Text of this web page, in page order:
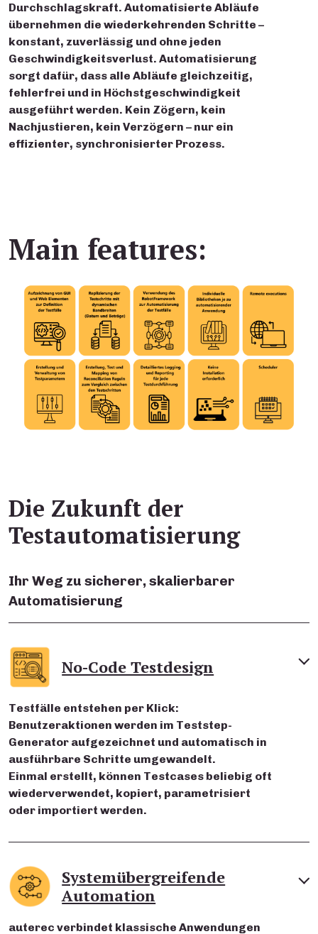
Durchschlagskraft. Automatisierte Abläufe
übernehmen die wiederkehrenden Schritte –
konstant, zuverlässig und ohne jeden
Geschwindigkeitsverlust. Automatisierung
sorgt dafür, dass alle Abläufe gleichzeitig,
fehlerfrei und in Höchstgeschwindigkeit
ausgeführt werden. Kein Zögern, kein
Nachjustieren, kein Verzögern – nur ein
effizienter, synchronisierter Prozess.
Main features:
Die Zukunft der
Testautomatisierung
Ihr Weg zu sicherer, skalierbarer
Automatisierung
No-Code Testdesign
Testfälle entstehen per Klick:
Benutzeraktionen werden im Teststep-
Generator aufgezeichnet und automatisch in
ausführbare Schritte umgewandelt.
Einmal erstellt, können Testcases beliebig oft
wiederverwendet, kopiert, parametrisiert
oder importiert werden.
Systemübergreifende
Automation
auterec verbindet klassische Anwendungen